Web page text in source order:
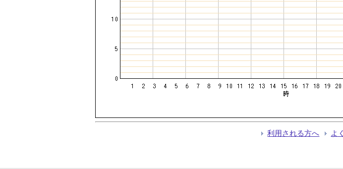
利用される方へ よ